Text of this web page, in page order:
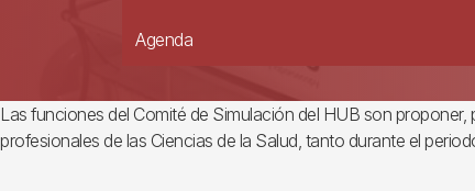
Agenda
Las funciones del Comité de Simulación del HUB son
profesionales de las Ciencias de la Salud, tanto durante el